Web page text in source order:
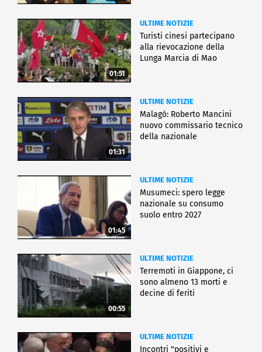
01:51
ULTIME NOTIZIE
Turisti cinesi partecipano
alla rievocazione della
Lunga Marcia di Mao
01:31
ULTIME NOTIZIE
Malagò: Roberto Mancini
nuovo commissario tecnico
della nazionale
01:45
ULTIME NOTIZIE
Musumeci: spero legge
nazionale su consumo
suolo entro 2027
00:55
ULTIME NOTIZIE
Terremoti in Giappone, ci
sono almeno 13 morti e
decine di feriti
ULTIME NOTIZIE
Incontri "positivi e